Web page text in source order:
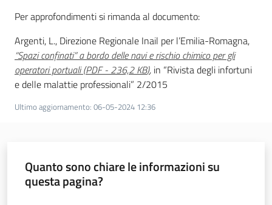
Per approfondimenti si rimanda al documento:
Argenti, L., Direzione Regionale Inail per l’Emilia-Romagna,
“Spazi confinati” a bordo delle navi e rischio chimico per gli
operatori portuali(PDF- 236,2 KB), in “Rivista degli infortuni
e delle malattie professionali” 2/2015
Ultimo aggiornamento: 06-05-2024 12:36
Quanto sono chiare le informazioni su
questa pagina?